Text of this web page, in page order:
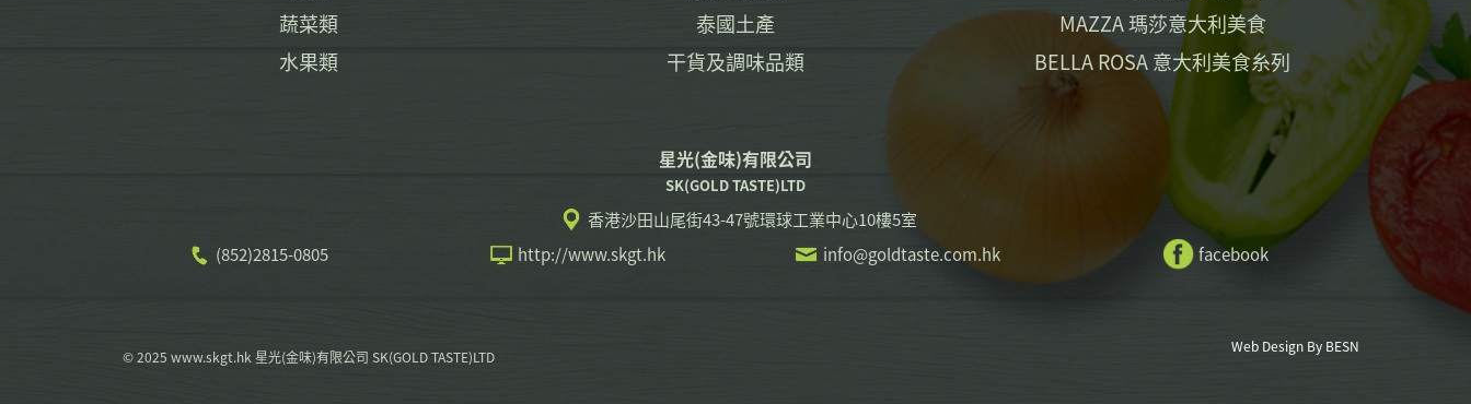
蔬菜類
水果類
泰國土產
干貨及調味品類
MAZZA 瑪莎意大利美食
BELLA ROSA 意大利美食糸列
星光(金味)有限公司
SK(GOLD TASTE)LTD
香港沙田山尾街43-47號環球工業中心10樓5室
(852)2815-0805
http://www.skgt.hk info@goldtaste.com.hk facebook
© 2025 www.skgt.hk 星光(金味)有限公司 SK(GOLD TASTE)LTD
Web Design By BESN